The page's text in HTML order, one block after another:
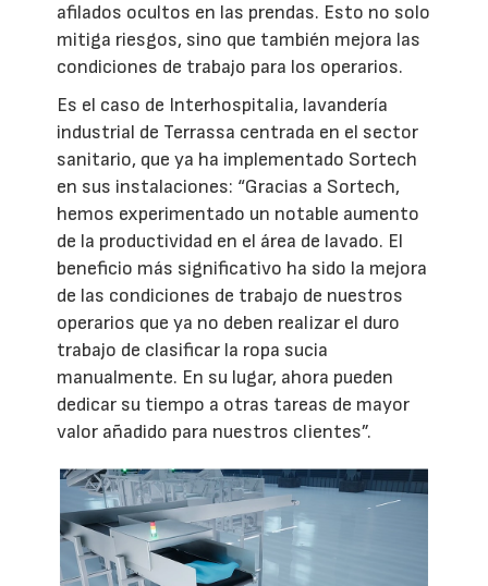
afilados ocultos en las prendas. Esto no solo
mitiga riesgos, sino que también mejora las
condiciones de trabajo para los operarios.
Es el caso de Interhospitalia, lavandería
industrial de Terrassa centrada en el sector
sanitario, que ya ha implementado Sortech
en sus instalaciones: “Gracias a Sortech,
hemos experimentado un notable aumento
de la productividad en el área de lavado. El
beneficio más significativo ha sido la mejora
de las condiciones de trabajo de nuestros
operarios que ya no deben realizar el duro
trabajo de clasificar la ropa sucia
manualmente. En su lugar, ahora pueden
dedicar su tiempo a otras tareas de mayor
valor añadido para nuestros clientes”.